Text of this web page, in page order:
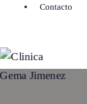
Contacto